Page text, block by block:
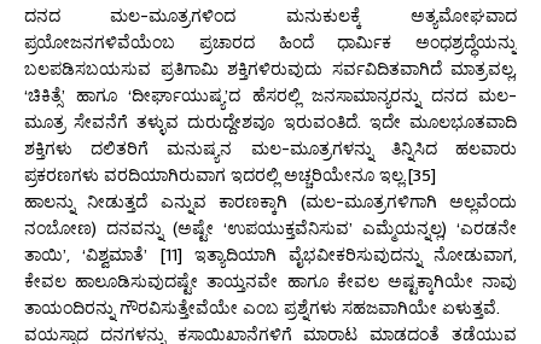
ದನದ ಮಲ-ಮೂತ್ರಗಳಿಂದ ಮನುಕುಲಕ್ಕೆ ಅತ್ಯಮೋಘವಾದ
ಪ್ರಯೋಜನಗಳಿವೆಯೆಂಬ ಪ್ರಚಾರದ ಹಿಂದೆ ಧಾರ್ಮಿಕ ಅಂಧಶ್ರದ್ಧೆಯನ್ನು
ಬಲಪಡಿಸಬಯಸುವ ಪ್ರತಿಗಾಮಿ ಶಕ್ತಿಗಳಿರುವುದು ಸರ್ವವಿದಿತವಾಗಿದೆ ಮಾತ್ರವಲ್ಲ,
‘ಚಿಕಿತ್ಸೆ’ ಹಾಗೂ ‘ದೀರ್ಘಾಯುಷ್ಯ’ದ ಹೆಸರಲ್ಲಿ ಜನಸಾಮಾನ್ಯರನ್ನು ದನದ ಮಲ-
ಮೂತ್ರ ಸೇವನೆಗೆ ತಳ್ಳುವ ದುರುದ್ದೇಶವೂ ಇರುವಂತಿದೆ. ಇದೇ ಮೂಲಭೂತವಾದಿ
ಶಕ್ತಿಗಳು ದಲಿತರಿಗೆ ಮನುಷ್ಯನ ಮಲ-ಮೂತ್ರಗಳನ್ನು ತಿನ್ನಿಸಿದ ಹಲವಾರು
ಪ್ರಕರಣಗಳು ವರದಿಯಾಗಿರುವಾಗ ಇದರಲ್ಲಿ ಅಚ್ಚರಿಯೇನೂ ಇಲ್ಲ.[35]
ಹಾಲನ್ನು ನೀಡುತ್ತದೆ ಎನ್ನುವ ಕಾರಣಕ್ಕಾಗಿ (ಮಲ-ಮೂತ್ರಗಳಿಗಾಗಿ ಅಲ್ಲವೆಂದು
ನಂಬೋಣ) ದನವನ್ನು (ಅಷ್ಟೇ ‘ಉಪಯುಕ್ತವೆನಿಸುವ’ ಎಮ್ಮೆಯನ್ನಲ್ಲ) ‘ಎರಡನೇ
ತಾಯಿ’, ‘ವಿಶ್ವಮಾತೆ’ [11] ಇತ್ಯಾದಿಯಾಗಿ ವೈಭವೀಕರಿಸುವುದನ್ನು ನೋಡುವಾಗ,
ಕೇವಲ ಹಾಲೂಡಿಸುವುದಷ್ಟೇ ತಾಯ್ತನವೇ ಹಾಗೂ ಕೇವಲ ಅಷ್ಟಕ್ಕಾಗಿಯೇ ನಾವು
ತಾಯಂದಿರನ್ನು ಗೌರವಿಸುತ್ತೇವೆಯೇ ಎಂಬ ಪ್ರಶ್ನೆಗಳು ಸಹಜವಾಗಿಯೇ ಏಳುತ್ತವೆ.
ವಯಸ್ಸಾದ ದನಗಳನ್ನು ಕಸಾಯಿಖಾನೆಗಳಿಗೆ ಮಾರಾಟ ಮಾಡದಂತೆ ತಡೆಯುವ